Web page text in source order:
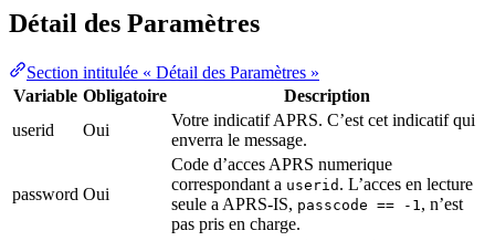
Détail des Paramètres
Section intitulée « Détail des Paramètres »
Variable Obligatoire
Description
userid
Oui
Votre indicatif APRS. C’est cet indicatif qui
enverra le message.
password Oui
Code d’acces APRS numerique
correspondant a userid . L’acces en lecture
seule a APRS-IS, passcode == -1, n’est
pas pris en charge.